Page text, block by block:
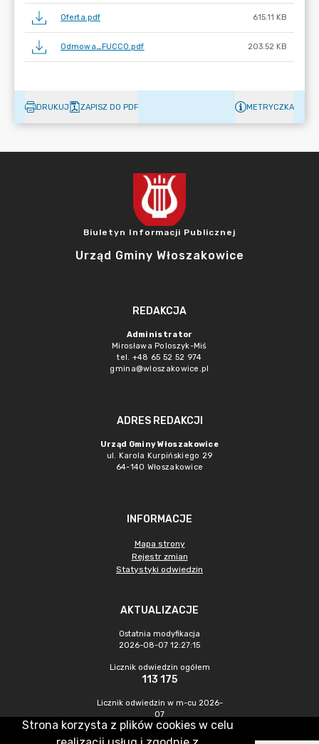
Oferta.pdf 615.11 KB
Odmowa_FUCCO.pdf 203.52 KB
DRUKUJ ZAPISZ DO PDF METRYCZKA
Biuletyn Informacji Publicznej
Urząd Gminy Włoszakowice
REDAKCJA
Administrator
Mirosława Poloszyk-Miś
tel. +48 65 52 52 974
gmina@wloszakowice.pl
ADRES REDAKCJI
Urząd Gminy Włoszakowice
ul. Karola Kurpińskiego 29
64-140 Włoszakowice
INFORMACJE
Mapa strony
Rejestr zmian
Statystyki odwiedzin
AKTUALIZACJE
Ostatnia modyfikacja
2026-08-07 12:27:15
Licznik odwiedzin ogółem
113 175
Licznik odwiedzin w m-cu 2026-
07
505
Strona korzysta z plików cookies w celu